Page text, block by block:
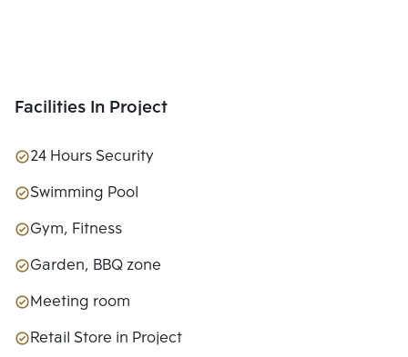
Facilities In Project
24 Hours Security
Swimming Pool
Gym, Fitness
Garden, BBQ zone
Meeting room
Retail Store in Project